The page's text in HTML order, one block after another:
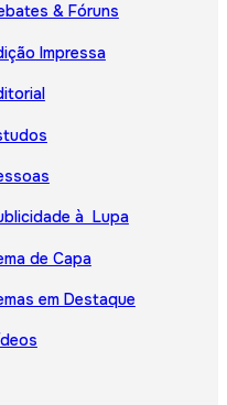
& Fóruns
Impressa
à Lupa
de Capa
em Destaque